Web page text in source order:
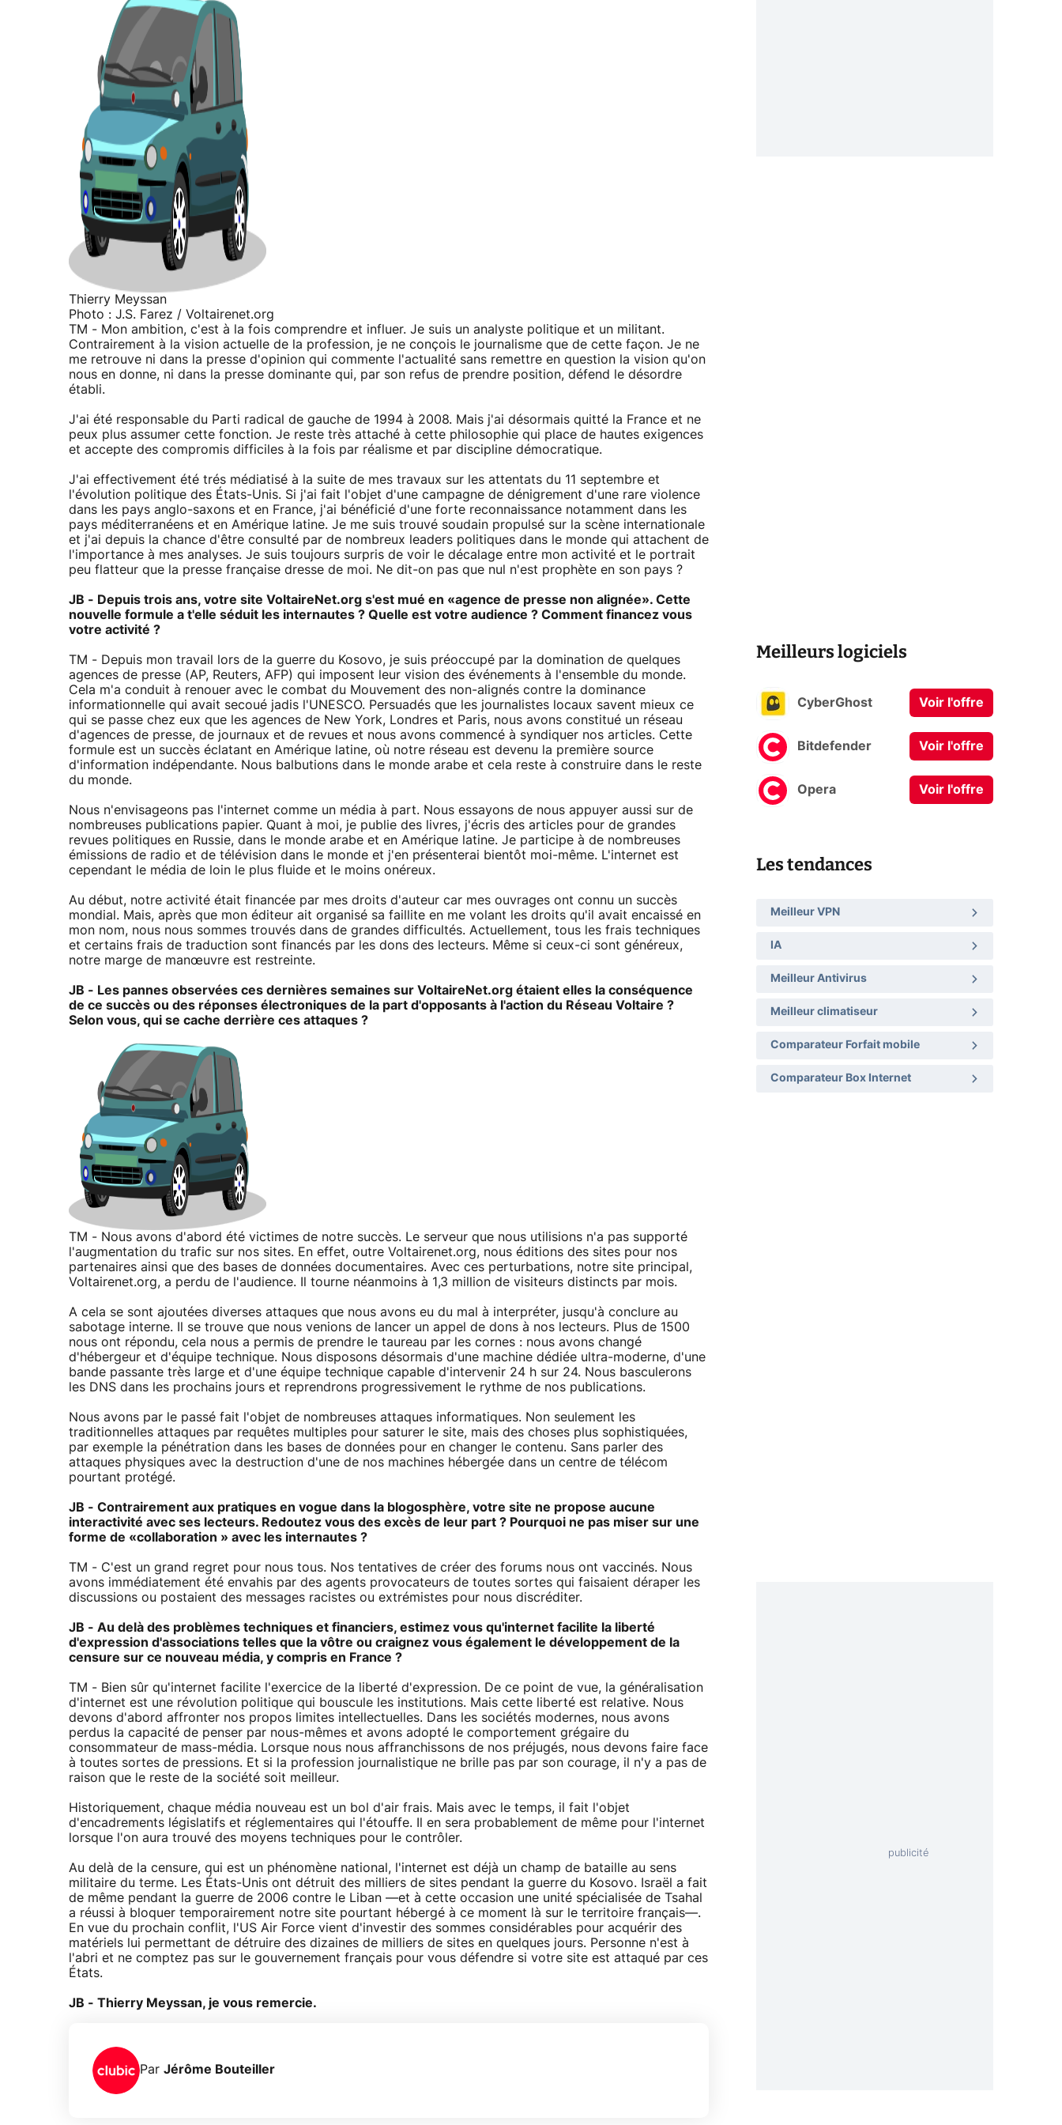
Thierry Meyssan
Photo : J.S. Farez / Voltairenet.org
TM - Mon ambition, c'est à la fois comprendre et influer. Je suis un analyste politique et un militant.
Contrairement à la vision actuelle de la profession, je ne conçois le journalisme que de cette façon. Je ne
me retrouve ni dans la presse d'opinion qui commente l'actualité sans remettre en question la vision qu'on
nous en donne, ni dans la presse dominante qui, par son refus de prendre position, défend le désordre
établi.
J'ai été responsable du Parti radical de gauche de 1994 à 2008. Mais j'ai désormais quitté la France et ne
peux plus assumer cette fonction. Je reste très attaché à cette philosophie qui place de hautes exigences
et accepte des compromis difficiles à la fois par réalisme et par discipline démocratique.
J'ai effectivement été trés médiatisé à la suite de mes travaux sur les attentats du 11 septembre et
l'évolution politique des États-Unis. Si j'ai fait l'objet d'une campagne de dénigrement d'une rare violence
dans les pays anglo-saxons et en France, j'ai bénéficié d'une forte reconnaissance notamment dans les
pays méditerranéens et en Amérique latine. Je me suis trouvé soudain propulsé sur la scène internationale
et j'ai depuis la chance d'être consulté par de nombreux leaders politiques dans le monde qui attachent de
l'importance à mes analyses. Je suis toujours surpris de voir le décalage entre mon activité et le portrait
peu flatteur que la presse française dresse de moi. Ne dit-on pas que nul n'est prophète en son pays ?
JB - Depuis trois ans, votre site VoltaireNet.org s'est mué en «agence de presse non alignée». Cette
nouvelle formule a t'elle séduit les internautes ? Quelle est votre audience ? Comment financez vous
votre activité ?
TM - Depuis mon travail lors de la guerre du Kosovo, je suis préoccupé par la domination de quelques
agences de presse (AP, Reuters, AFP) qui imposent leur vision des événements à l'ensemble du monde.
Cela m'a conduit à renouer avec le combat du Mouvement des non-alignés contre la dominance
informationnelle qui avait secoué jadis l'UNESCO. Persuadés que les journalistes locaux savent mieux ce
qui se passe chez eux que les agences de New York, Londres et Paris, nous avons constitué un réseau
d'agences de presse, de journaux et de revues et nous avons commencé à syndiquer nos articles. Cette
formule est un succès éclatant en Amérique latine, où notre réseau est devenu la première source
d'information indépendante. Nous balbutions dans le monde arabe et cela reste à construire dans le reste
du monde.
Nous n'envisageons pas l'internet comme un média à part. Nous essayons de nous appuyer aussi sur de
nombreuses publications papier. Quant à moi, je publie des livres, j'écris des articles pour de grandes
revues politiques en Russie, dans le monde arabe et en Amérique latine. Je participe à de nombreuses
émissions de radio et de télévision dans le monde et j'en présenterai bientôt moi-même. L'internet est
cependant le média de loin le plus fluide et le moins onéreux.
Au début, notre activité était financée par mes droits d'auteur car mes ouvrages ont connu un succès
mondial. Mais, après que mon éditeur ait organisé sa faillite en me volant les droits qu'il avait encaissé en
mon nom, nous nous sommes trouvés dans de grandes difficultés. Actuellement, tous les frais techniques
et certains frais de traduction sont financés par les dons des lecteurs. Même si ceux-ci sont généreux,
notre marge de manœuvre est restreinte.
JB - Les pannes observées ces dernières semaines sur VoltaireNet.org étaient elles la conséquence
de ce succès ou des réponses électroniques de la part d'opposants à l'action du Réseau Voltaire ?
Selon vous, qui se cache derrière ces attaques ?
TM - Nous avons d'abord été victimes de notre succès. Le serveur que nous utilisions n'a pas supporté
l'augmentation du trafic sur nos sites. En effet, outre Voltairenet.org, nous éditions des sites pour nos
partenaires ainsi que des bases de données documentaires. Avec ces perturbations, notre site principal,
Voltairenet.org, a perdu de l'audience. Il tourne néanmoins à 1,3 million de visiteurs distincts par mois.
A cela se sont ajoutées diverses attaques que nous avons eu du mal à interpréter, jusqu'à conclure au
sabotage interne. Il se trouve que nous venions de lancer un appel de dons à nos lecteurs. Plus de 1500
nous ont répondu, cela nous a permis de prendre le taureau par les cornes : nous avons changé
d'hébergeur et d'équipe technique. Nous disposons désormais d'une machine dédiée ultra-moderne, d'une
bande passante très large et d'une équipe technique capable d'intervenir 24 h sur 24. Nous basculerons
les DNS dans les prochains jours et reprendrons progressivement le rythme de nos publications.
Nous avons par le passé fait l'objet de nombreuses attaques informatiques. Non seulement les
traditionnelles attaques par requêtes multiples pour saturer le site, mais des choses plus sophistiquées,
par exemple la pénétration dans les bases de données pour en changer le contenu. Sans parler des
attaques physiques avec la destruction d'une de nos machines hébergée dans un centre de télécom
pourtant protégé.
JB - Contrairement aux pratiques en vogue dans la blogosphère, votre site ne propose aucune
interactivité avec ses lecteurs. Redoutez vous des excès de leur part ? Pourquoi ne pas miser sur une
forme de «collaboration » avec les internautes ?
TM - C'est un grand regret pour nous tous. Nos tentatives de créer des forums nous ont vaccinés. Nous
avons immédiatement été envahis par des agents provocateurs de toutes sortes qui faisaient déraper les
discussions ou postaient des messages racistes ou extrémistes pour nous discréditer.
JB - Au delà des problèmes techniques et financiers, estimez vous qu'internet facilite la liberté
d'expression d'associations telles que la vôtre ou craignez vous également le développement de la
censure sur ce nouveau média, y compris en France ?
TM - Bien sûr qu'internet facilite l'exercice de la liberté d'expression. De ce point de vue, la généralisation
d'internet est une révolution politique qui bouscule les institutions. Mais cette liberté est relative. Nous
devons d'abord affronter nos propos limites intellectuelles. Dans les sociétés modernes, nous avons
perdus la capacité de penser par nous-mêmes et avons adopté le comportement grégaire du
consommateur de mass-média. Lorsque nous nous affranchissons de nos préjugés, nous devons faire face
à toutes sortes de pressions. Et si la profession journalistique ne brille pas par son courage, il n'y a pas de
raison que le reste de la société soit meilleur.
Historiquement, chaque média nouveau est un bol d'air frais. Mais avec le temps, il fait l'objet
d'encadrements législatifs et réglementaires qui l'étouffe. Il en sera probablement de même pour l'internet
lorsque l'on aura trouvé des moyens techniques pour le contrôler.
Au delà de la censure, qui est un phénomène national, l'internet est déjà un champ de bataille au sens
militaire du terme. Les États-Unis ont détruit des milliers de sites pendant la guerre du Kosovo. Israël a fait
de même pendant la guerre de 2006 contre le Liban —et à cette occasion une unité spécialisée de Tsahal
a réussi à bloquer temporairement notre site pourtant hébergé à ce moment là sur le territoire français—.
En vue du prochain conflit, l'US Air Force vient d'investir des sommes considérables pour acquérir des
matériels lui permettant de détruire des dizaines de milliers de sites en quelques jours. Personne n'est à
l'abri et ne comptez pas sur le gouvernement français pour vous défendre si votre site est attaqué par ces
États.
JB - Thierry Meyssan, je vous remercie.
Par Jérôme Bouteiller
Meilleurs logiciels
CyberGhost Voir l'offre
Bitdefender Voir l'offre
Opera Voir l'offre
Les tendances
Meilleur VPN
IA
Meilleur Antivirus
Meilleur climatiseur
Comparateur Forfait mobile
Comparateur Box Internet